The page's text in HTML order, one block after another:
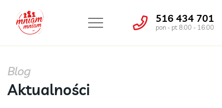
516 434 701
pon - pt 8:00 - 16:00
Blog
Aktualności